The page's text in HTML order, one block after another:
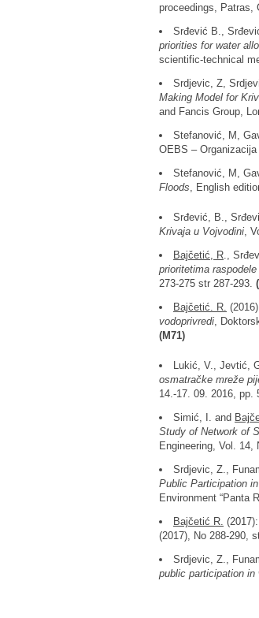
proceedings, Patras,
Srđević B.,
priorities for water
scientific-technical
Srdjevic, Z,
Making Model for
and Fancis Group,
Stefanović, M,
OEBS –
Stefanović, M,
Floods, English
Srđević, B.,
Krivaja u Vojvodini,
Bajčetić, R.,
prioritetima
273-275 str 287-293.
Bajčetić. R.
vodoprivredi,
(M71)
Lukić, V., Jevtić,
osmatračke mreže
14.-17. 09. 2016, pp.
Simić, I. and
Study of Network of
Engineering, Vol. 14,
Srdjevic, Z.,
Public Participation
Environment “Panta
Bajčetić R. (2017):
(2017), No 288-290,
Srdjevic, Z.,
public participation in